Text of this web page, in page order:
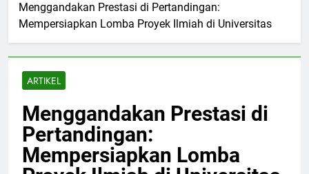
Menggandakan Prestasi di Pertandingan:
Mempersiapkan Lomba Proyek Ilmiah di Universitas
ARTIKEL
Menggandakan Prestasi di
Pertandingan:
Mempersiapkan Lomba